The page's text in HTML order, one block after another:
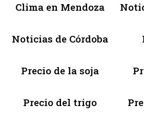
Clima en Mendoza
Noticias de Córdoba
Precio de la soja
Precio del trigo